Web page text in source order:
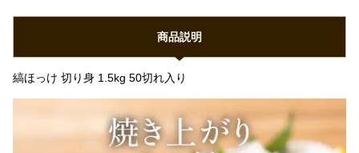
商品説明
縞ほっけ 切り身 1.5kg 50切れ入り